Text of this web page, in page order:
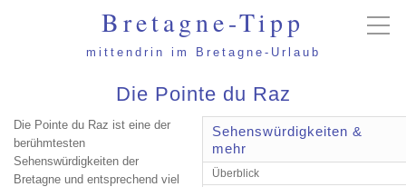
Bretagne-Tipp
mittendrin im Bretagne-Urlaub
Die Pointe du Raz
Sehenswürdigkeiten &
mehr
Überblick
Die Pointe du Raz ist eine der
berühmtesten
Sehenswürdigkeiten der
Bretagne und entsprechend viel